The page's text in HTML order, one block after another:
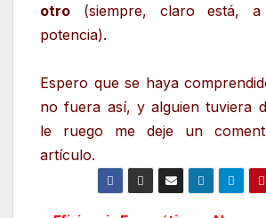
otro (siempre, claro está, a
potencia).
Espero que se haya
no fuera así, y alguien tuviera
le ruego me deje un
artículo.